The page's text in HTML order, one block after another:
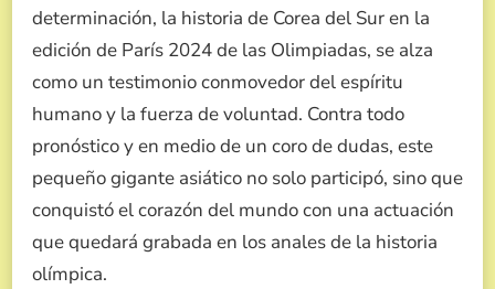
determinación, la historia de Corea del Sur en la
edición de París 2024 de las Olimpiadas, se alza
como un testimonio conmovedor del espíritu
humano y la fuerza de voluntad. Contra todo
pronóstico y en medio de un coro de dudas, este
pequeño gigante asiático no solo participó, sino que
conquistó el corazón del mundo con una actuación
que quedará grabada en los anales de la historia
olímpica.